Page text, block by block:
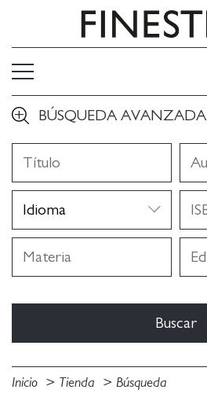
BÚSQUEDA AVANZADA
Inicio Tienda Búsqueda